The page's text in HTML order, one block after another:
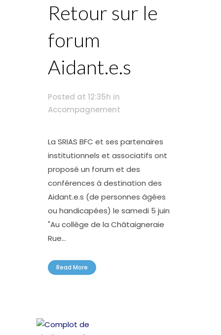
Retour sur le
forum
Aidant.e.s
Posted at 12:35h in
Accompagnement
La SRIAS BFC et ses partenaires
institutionnels et associatifs ont
proposé un forum et des
conférences à destination des
Aidant.e.s (de personnes âgées
ou handicapées) le samedi 5 juin
"Au collège de la Châtaigneraie
Rue...
Read More